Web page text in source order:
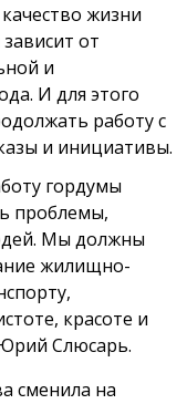
жизни
от
и
И для этого
работу с
и инициативы.
гордумы
проблемы,
Мы должны
жилищно-
красоте и
Слюсарь.
сменила на